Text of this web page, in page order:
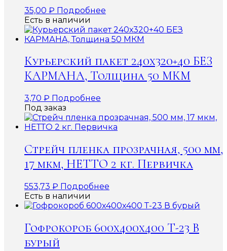
35,00 ₽ Подробнее
Есть в наличии
Курьерский пакет 240х320+40 БЕЗ
КАРМАНА, Толщина 50 МКМ
3,70 ₽ Подробнее
Под заказ
Стрейч пленка прозрачная, 500 мм,
17 мкм, НЕТТО 2 кг. Первичка
553,73 ₽ Подробнее
Есть в наличии
Гофрокороб 600x400x400 Т-23 В
бурый